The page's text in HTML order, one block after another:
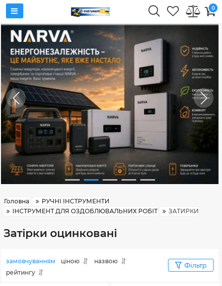
0
Головна
РУЧНІ ІНСТРУМЕНТИ
ІНСТРУМЕНТ ДЛЯ ОЗДОБЛЮВАЛЬНИХ РОБІТ
ЗАТИРКИ
Затірки оцинковані
замовчуванням ціною
назвою
рейтингу
Фільтр